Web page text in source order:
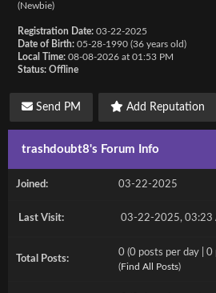
(Newbie)
Registration Date: 03-22-2025
Date of Birth: 05-28-1990 (36 years old)
Local Time: 08-08-2026 at 01:53 PM
Status: Offline
Send PM Add Reputation
trashdoubt8's Forum Info
Joined: 03-22-2025
Last Visit: 03-22-2025, 03:23
Total Posts:
0 (0 posts per day |
(Find All Posts)